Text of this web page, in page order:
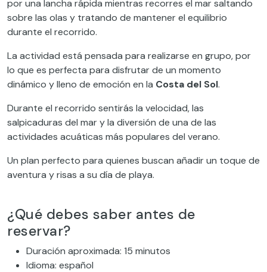
por una lancha rápida mientras recorres el mar saltando
sobre las olas y tratando de mantener el equilibrio
durante el recorrido.
La actividad está pensada para realizarse en grupo, por
lo que es perfecta para disfrutar de un momento
dinámico y lleno de emoción en la Costa del Sol.
Durante el recorrido sentirás la velocidad, las
salpicaduras del mar y la diversión de una de las
actividades acuáticas más populares del verano.
Un plan perfecto para quienes buscan añadir un toque de
aventura y risas a su día de playa.
¿Qué debes saber antes de
reservar?
Duración aproximada: 15 minutos
Idioma: español